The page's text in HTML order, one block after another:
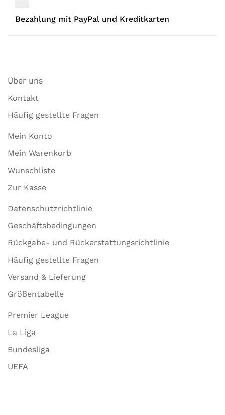
Bezahlung mit PayPal und Kreditkarten
Über uns
Kontakt
Häufig gestellte Fragen
Mein Konto
Mein Warenkorb
Wunschliste
Zur Kasse
Datenschutzrichtlinie
Geschäftsbedingungen
Rückgabe- und Rückerstattungsrichtlinie
Häufig gestellte Fragen
Versand & Lieferung
Größentabelle
Premier League
La Liga
Bundesliga
UEFA